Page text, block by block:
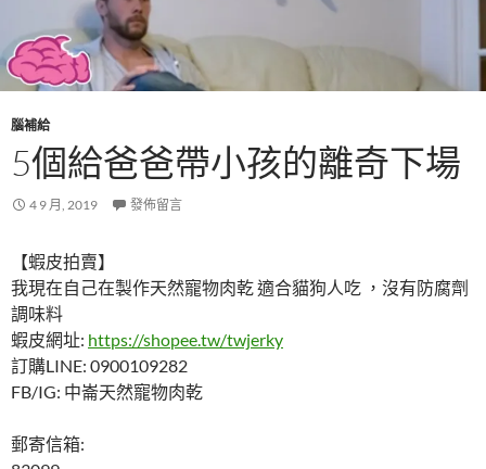
腦補給
5個給爸爸帶小孩的離奇下場
4 9 月, 2019 發佈留言
【蝦皮拍賣】
我現在自己在製作天然寵物肉乾 適合貓狗人吃 ，沒有防腐劑
調味料
蝦皮網址: https://shopee.tw/twjerky
訂購LINE: 0900109282
FB/IG: 中崙天然寵物肉乾
郵寄信箱: